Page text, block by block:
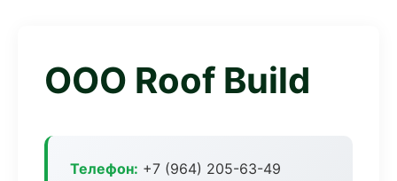
ООО Roof Build
Телефон: +7 (964) 205-63-49